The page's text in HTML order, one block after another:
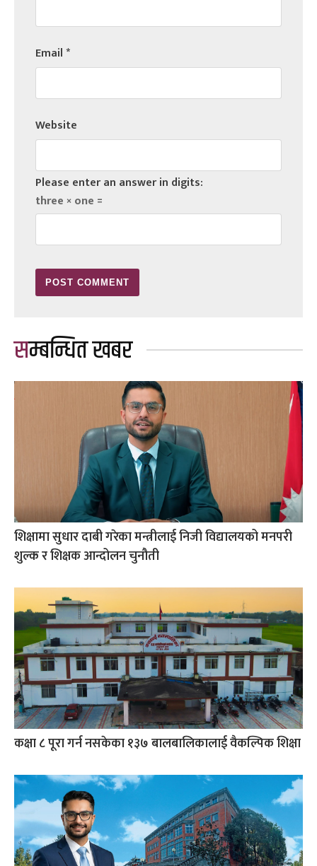
Email*
Website
Please enter an answer in digits:
three × one =
सम्बन्धित खबर
शिक्षामा सुधार दाबी गरेका मन्त्रीलाई निजी विद्यालयको मनपरी
शुल्क र शिक्षक आन्दोलन चुनौती
कक्षा ८ पूरा गर्न नसकेका १३७ बालबालिकालाई वैकल्पिक शिक्षा